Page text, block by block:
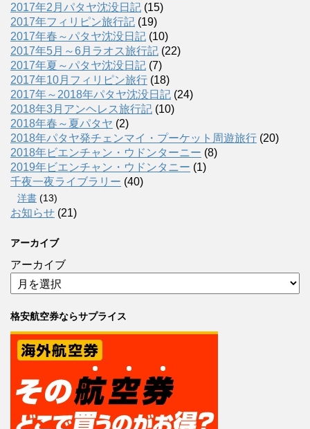
2017年2月パタヤ沈没日記 (15)
2017年フィリピン旅行記 (19)
2017年春～パタヤ沈没日記 (10)
2017年5月～6月ラオス旅行記 (22)
2017年夏～パタヤ沈没日記 (7)
2017年10月フィリピン旅行 (18)
2017年～2018年パタヤ沈没日記 (24)
2018年3月アンヘレス旅行記 (10)
2018年春～夏パタヤ (2)
2018年パタヤ発チェンマイ・プーケット周遊旅行 (20)
2018年ビエンチャン・ウドンターニー (8)
2019年ビエンチャン・ウドンタニー (1)
千夜一夜ライブラリー (40)
洋書 (13)
お知らせ (21)
アーカイブ
アーカイブ
格安航空券ならサプライス